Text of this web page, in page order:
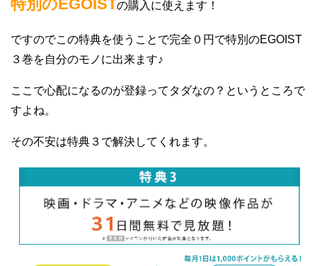
特別のEGOISTの購入に使えます！
ですのでこの特典を使うことで完全０円で特別のEGOIST
３巻を自分のモノに出来ます♪
ここで心配になるのが登録ってタダなの？というところで
すよね。
その不安は特典３で解決してくれます。